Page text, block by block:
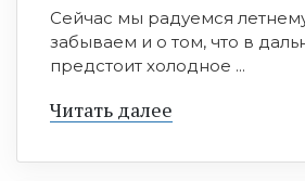
Сейчас мы радуемся
забываем и о том, что в
предстоит холодное ...
Читать далее